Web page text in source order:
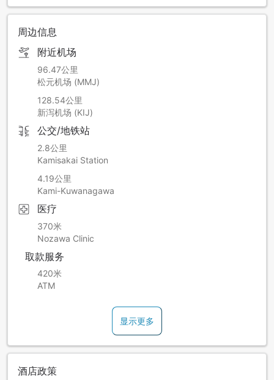
周边信息
附近机场
96.47公里
松元机场 (MMJ)
128.54公里
新泻机场 (KIJ)
公交/地铁站
2.8公里
Kamisakai Station
4.19公里
Kami-Kuwanagawa
医疗
370米
Nozawa Clinic
取款服务
420米
ATM
显示更多
酒店政策